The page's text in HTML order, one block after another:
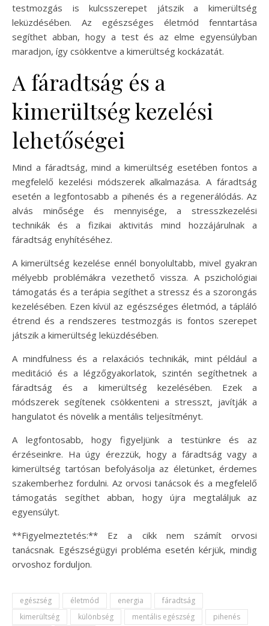
testmozgás is kulcsszerepet játszik a kimerültség
leküzdésében. Az egészséges életmód fenntartása
segíthet abban, hogy a test és az elme egyensúlyban
maradjon, így csökkentve a kimerültség kockázatát.
A fáradtság és a
kimerültség kezelési
lehetőségei
Mind a fáradtság, mind a kimerültség esetében fontos a
megfelelő kezelési módszerek alkalmazása. A fáradtság
esetén a legfontosabb a pihenés és a regenerálódás. Az
alvás minősége és mennyisége, a stresszkezelési
technikák és a fizikai aktivitás mind hozzájárulnak a
fáradtság enyhítéséhez.
A kimerültség kezelése ennél bonyolultabb, mivel gyakran
mélyebb problémákra vezethető vissza. A pszichológiai
támogatás és a terápia segíthet a stressz és a szorongás
kezelésében. Ezen kívül az egészséges életmód, a tápláló
étrend és a rendszeres testmozgás is fontos szerepet
játszik a kimerültség leküzdésében.
A mindfulness és a relaxációs technikák, mint például a
meditáció és a légzőgyakorlatok, szintén segíthetnek a
fáradtság és a kimerültség kezelésében. Ezek a
módszerek segítenek csökkenteni a stresszt, javítják a
hangulatot és növelik a mentális teljesítményt.
A legfontosabb, hogy figyeljünk a testünkre és az
érzéseinkre. Ha úgy érezzük, hogy a fáradtság vagy a
kimerültség tartósan befolyásolja az életünket, érdemes
szakemberhez fordulni. Az orvosi tanácsok és a megfelelő
támogatás segíthet abban, hogy újra megtaláljuk az
egyensúlyt.
**Figyelmeztetés:** Ez a cikk nem számít orvosi
tanácsnak. Egészségügyi probléma esetén kérjük, mindig
orvoshoz forduljon.
egészség életmód energia
fáradtság
kimerültség
különbség mentális egészség pihenés